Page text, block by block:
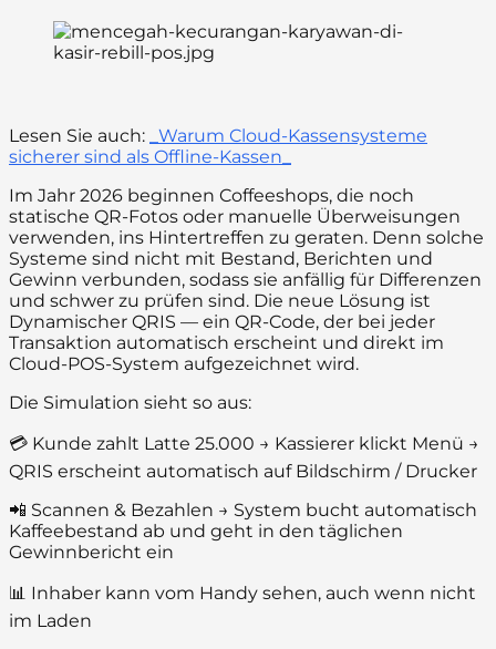
Lesen Sie auch:
_Warum Cloud-Kassensysteme
sicherer sind als Offline-Kassen_
Im Jahr 2026 beginnen Coffeeshops, die noch
statische QR-Fotos oder manuelle Überweisungen
verwenden, ins Hintertreffen zu geraten. Denn solche
Systeme sind nicht mit Bestand, Berichten und
Gewinn verbunden, sodass sie anfällig für Differenzen
und schwer zu prüfen sind. Die neue Lösung ist
Dynamischer QRIS — ein QR-Code, der bei jeder
Transaktion automatisch erscheint und direkt im
Cloud-POS-System aufgezeichnet wird.
Die Simulation sieht so aus:
💳 Kunde zahlt Latte 25.000 → Kassierer klickt Menü →
QRIS erscheint automatisch auf Bildschirm / Drucker
📲 Scannen & Bezahlen → System bucht automatisch
Kaffeebestand ab und geht in den täglichen
Gewinnbericht ein
📊 Inhaber kann vom Handy sehen, auch wenn nicht
im Laden